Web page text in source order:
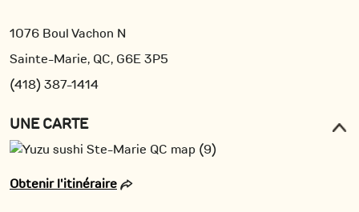
1076 Boul Vachon N
Sainte-Marie, QC, G6E 3P5
(418) 387-1414
UNE CARTE
Obtenir l'itinéraire